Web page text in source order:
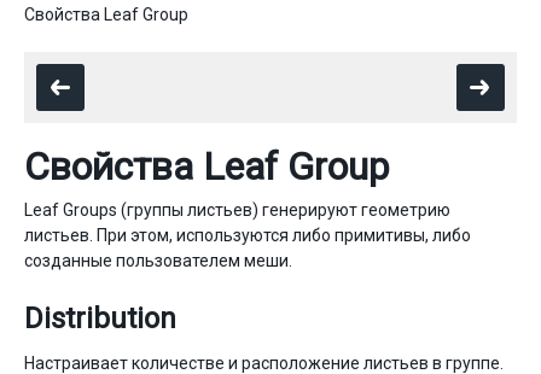
Свойства Leaf Group
Свойства Leaf Group
Leaf Groups (группы листьев) генерируют геометрию
листьев. При этом, используются либо примитивы, либо
созданные пользователем меши.
Distribution
Настраивает количестве и расположение листьев в группе.